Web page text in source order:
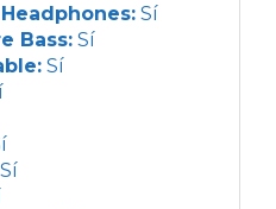
Sí
Bass: Sí
Sí
Sí